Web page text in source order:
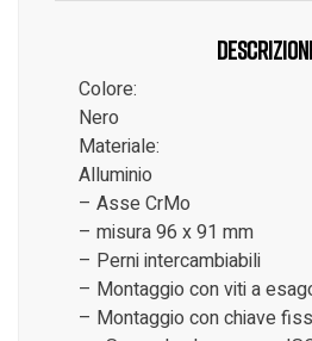
Colore:
Nero
Materiale:
Alluminio
– Asse CrMo
– misura 96 x 91 mm
– Perni intercambiabili
– Montaggio con viti a
– Montaggio con chiave